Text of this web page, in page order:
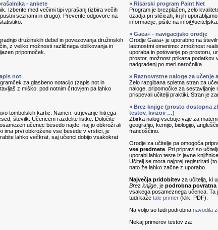
- ankete
Izberite med večimi tipi vprašanj (izbira večih
seznami in drugo). Preverite odgovore na
» Risarski program Paint Net
Program je brezplačen, zelo
ozadja pri sličicah, ki jih
informacije, pišite na
družinskih debel in povezovanja družinskih
z veliko možnosti različnega oblikovanja in
pripomoček.
» Gaea+ - navigacijsko orodje
Orodje Gaea+ je uporabno na
lastnostmi omenimo: zmožnost
uporaba in potovanje po prostoru,
prostor, možnost prikaza podatkov
nadgradenj po meri naročnika.
not
za glasbeno notacijo (zapis not in
z miško, pod notnim črtovjem pa lahko
» Raznovrstne naloge za učenje
Zelo razgibana spletna stran za
naloge, pripomočke za sestavljanje
prispevali učitelji praktiki. Stran je
tombolskih kartic. Namen: utrjevanje hitrega
številk. Učencem razdelite listke. Določite
učenec besedo najde, naj jo obkroži ali
ima prvi obkrožene vse besede v vrstici, je
lahko večkrat, saj učenci dobijo vsakokrat
» Brez knjige (prosto dostopna
testov, kvizov …)
Zbirka nalog vsebuje vaje za
geografijo, kemijo, biologijo,
francoščino.
Orodje za učitelje pa omogoča
vse predmete . Pri pripravi so
uporabi lahko teste iz javne
Učitelj se mora najprej registrirati
nato že lahko začne z uporabo.
Največja pridobitev za učitelja, ki
Brez knjige , je podrobna povratna
vsakega posameznega učenca. Ta
tudi kaže tale primer (klik, PDF).
Na voljo so tudi podrobna navodila
Nekaj primerov testov za: